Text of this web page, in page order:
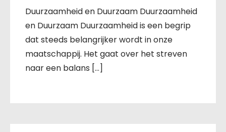
Duurzaamheid en Duurzaam Duurzaamheid
en Duurzaam Duurzaamheid is een begrip
dat steeds belangrijker wordt in onze
maatschappij. Het gaat over het streven
naar een balans […]